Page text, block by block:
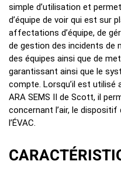
simple d’utilisation et
d’équipe de voir qui est sur
affectations d’équipe, de
de gestion des incidents de
des équipes ainsi que de
garantissant ainsi que le
compte. Lorsqu’il est utilisé
ARA SEMS II de Scott, il
concernant l’air, le dispositif
l’ÉVAC.